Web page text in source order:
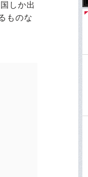
しか出
ものな